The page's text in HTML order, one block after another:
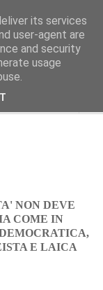
NON DEVE
COME IN
E LAICA
its services
user-agent are
and security
usage